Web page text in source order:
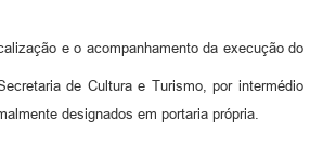
e o acompanhamento da execução do
de Cultura e Turismo, por intermédio
designados em portaria própria.